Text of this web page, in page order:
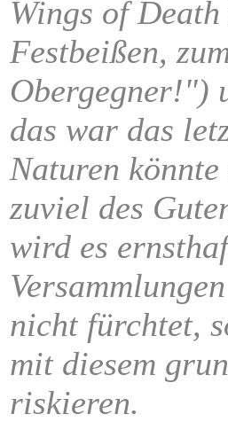
Wings of
Festbeißen,
Obergegner!")
das war das
Naturen
zuviel des
wird es
nicht fürchtet,
mit diesem
riskieren.